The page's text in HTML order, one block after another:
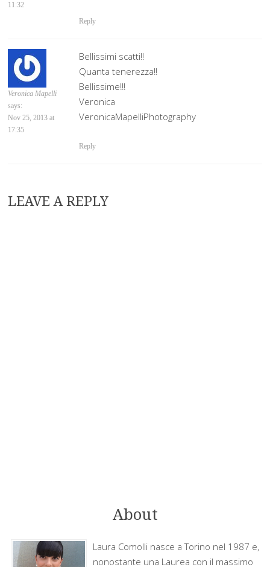
11:32
Reply
Veronica Mapelli
says:
Nov 25, 2013 at
17:35
Bellissimi scatti!!
Quanta tenerezza!!
Bellissime!!!
Veronica
VeronicaMapelliPhotography
Reply
LEAVE A REPLY
About
Laura Comolli nasce a Torino nel 1987 e,
nonostante una Laurea con il massimo